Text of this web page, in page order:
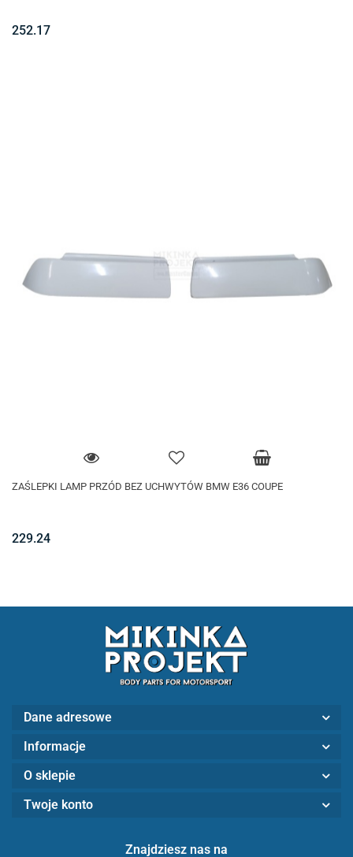
252.17
ZAŚLEPKI LAMP PRZÓD BEZ UCHWYTÓW BMW E36 COUPE
229.24
Dane adresowe
Informacje
O sklepie
Twoje konto
Znajdziesz nas na